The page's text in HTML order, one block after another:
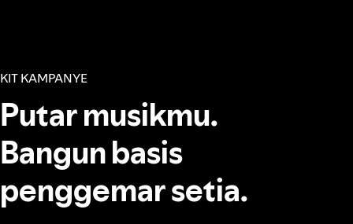
KIT KAMPANYE
Putar musikmu.
Bangun basis
penggemar setia.